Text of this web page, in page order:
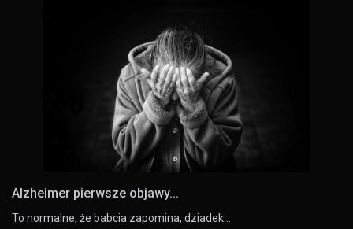
Alzheimer pierwsze objawy...
To normalne, że babcia zapomina, dziadek…